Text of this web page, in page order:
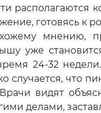
располагаются
готовясь к
мнению,
уже
24-32
случается, что
видят
делами,